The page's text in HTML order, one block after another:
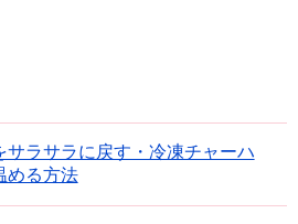
サラサラに戻す・冷凍チャーハ
める方法